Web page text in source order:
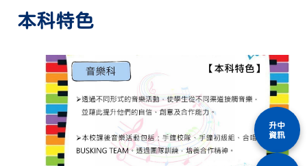
本科特色
升中
資訊